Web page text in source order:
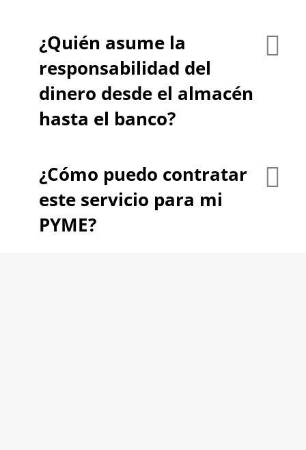
¿Quién asume la
responsabilidad del
dinero desde el almacén
hasta el banco?
¿Cómo puedo contratar
este servicio para mi
PYME?